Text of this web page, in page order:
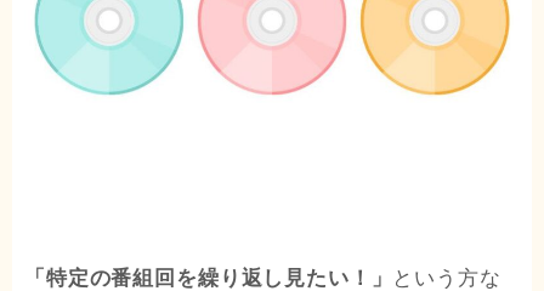
「特定の番組回を繰り返し見たい！」
という方な